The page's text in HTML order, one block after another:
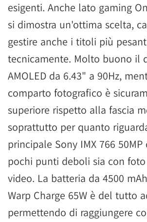
esigenti. Anche lato gaming
si dimostra un'ottima scelta,
gestire anche i titoli più
tecnicamente. Molto buono il
AMOLED da 6.43" a 90Hz,
comparto fotografico è
superiore rispetto alla fascia
soprattutto per quanto
principale Sony IMX 766
pochi punti deboli sia con
video. La batteria da 4500
Warp Charge 65W è del tutto
permettendo di raggiungere